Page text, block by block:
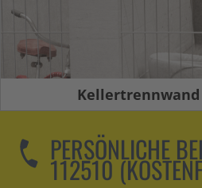
Kellertrennwand
PERSÖNLICHE
112510